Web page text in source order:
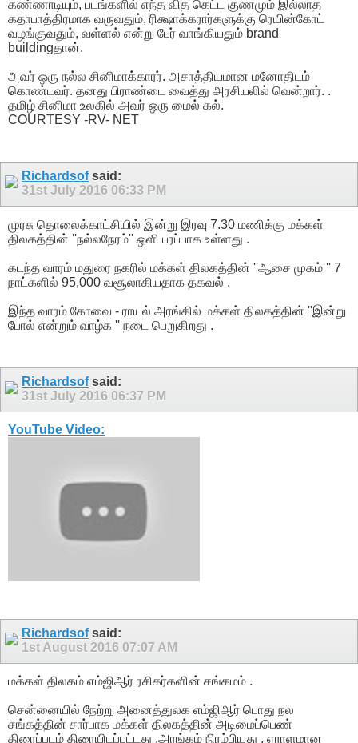
கண்ணாடியும், படங்களில் எந்த வித கெட்ட குணமும் இல்லாத
கதாபாத்திரமாக வருவதும், ரிக்ஷாக்கரார்களுக்கு ரெயின்கோட்
வழங்குவதும், வள்ளல் என்று பேர் வாங்கியதும் brand
buildingதான்.
அவர் ஒரு நல்ல சினிமாக்காரர். அசாத்தியமான மனோதிடம்
கொண்டவர். தனது பிராண்டை வைத்து அரசியலில் வென்றார். .
தமிழ் சினிமா உலகில் அவர் ஒரு மைல் கல்.
COURTESY -RV- NET
Richardsofsaid:
31st July 2016 06:33 PM
முரசு தொலைக்காட்சியில் இன்று இரவு 7.30 மணிக்கு மக்கள்
திலகத்தின் ''நல்லநேரம்'' ஒளி பரப்பாக உள்ளது .
கடந்த வாரம் மதுரை நகரில் மக்கள் திலகத்தின் ''ஆசை முகம் '' 7
நாட்களில் 95,000 வசூலாகியதாக தகவல் .
இந்த வாரம் கோவை - ராயல் அரங்கில் மக்கள் திலகத்தின் ''இன்று
போல் என்றும் வாழ்க '' நடை பெறுகிறது .
Richardsofsaid:
31st July 2016 06:37 PM
YouTube Video:
Richardsofsaid:
1st August 2016 07:07 AM
மக்கள் திலகம் எம்ஜிஆர் ரசிகர்களின் சங்கமம் .
சென்னையில் நேற்று அனைத்துலக எம்ஜிஆர் பொது நல
சங்கத்தின் சார்பாக மக்கள் திலகத்தின் அடிமைப்பெண்
திரைப்படம் திரையிடப்பட்டது .அரங்கம் நிரம்பியது , ஏராளமான